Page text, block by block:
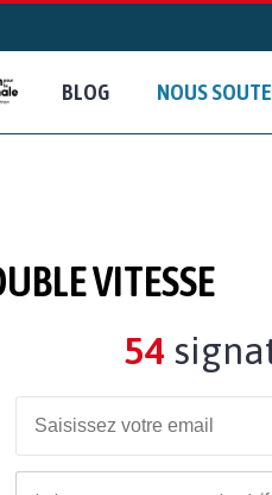
BLOG NOUS
VITESSE
54